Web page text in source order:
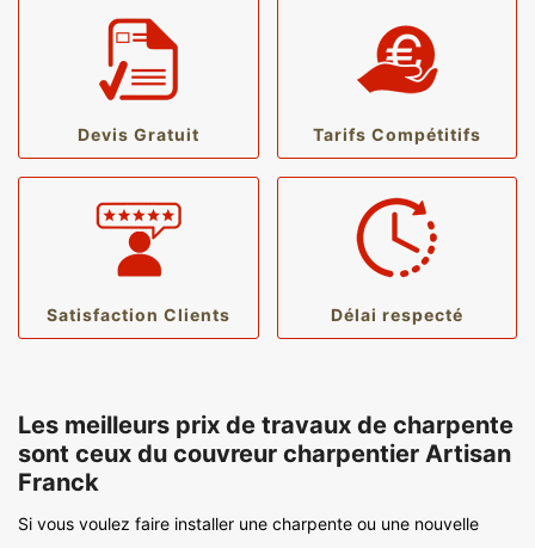
Devis Gratuit Tarifs Compétitifs
Satisfaction Clients Délai respecté
Les meilleurs prix de travaux de charpente
sont ceux du couvreur charpentier Artisan
Franck
Si vous voulez faire installer une charpente ou une nouvelle